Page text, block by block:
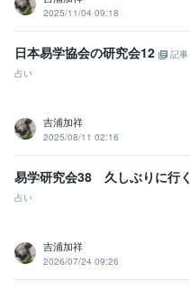
2025/11/04 09:18
日本易学協会の研究会12
記事
占い
吉浦加祥
2025/08/11 02:16
易学研究会38 久しぶりに行く
占い
吉浦加祥
2026/07/24 09:26